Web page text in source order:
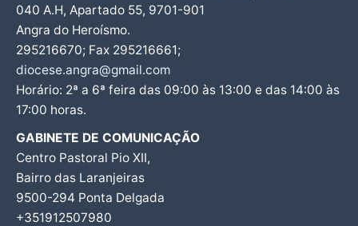
040 A.H, Apartado 55, 9701-901
Angra do Heroísmo.
295216670; Fax 295216661;
diocese.angra@gmail.com
Horário: 2ª a 6ª feira das 09:00 às 13:00 e das 14:00 às
17:00 horas.
GABINETE DE COMUNICAÇÃO
Centro Pastoral Pio XII,
Bairro das Laranjeiras
9500-294 Ponta Delgada
+351912507980